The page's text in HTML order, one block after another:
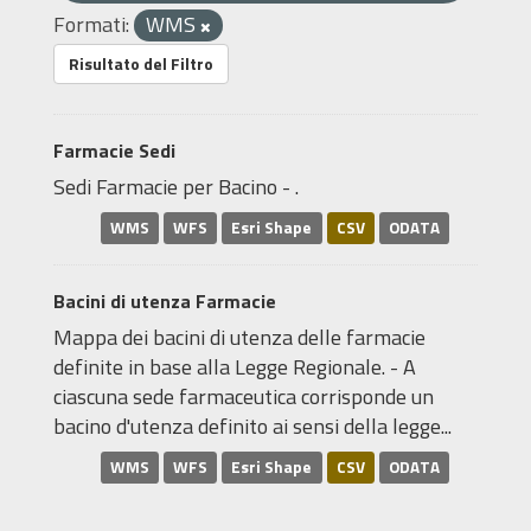
Formati: WMS
Risultato del Filtro
Farmacie Sedi
Sedi Farmacie per Bacino - .
WMS WFS Esri Shape CSV ODATA
Bacini di utenza Farmacie
Mappa dei bacini di utenza delle farmacie
definite in base alla Legge Regionale. - A
ciascuna sede farmaceutica corrisponde un
bacino d'utenza definito ai sensi della legge...
WMS WFS Esri Shape CSV ODATA